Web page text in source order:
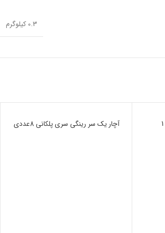
0.3 کیلوگرم
ناموجود
آچار یک سر رینگی سری پلکانی 8عددی